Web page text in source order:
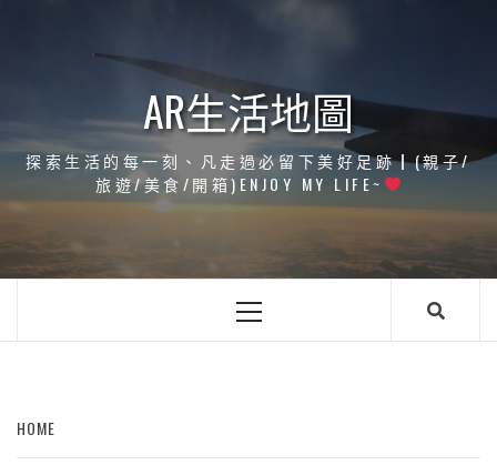
AR生活地圖
探索生活的每一刻、凡走過必留下美好足跡┃(親子/
旅遊/美食/開箱)ENJOY MY LIFE~
Primary
HOME